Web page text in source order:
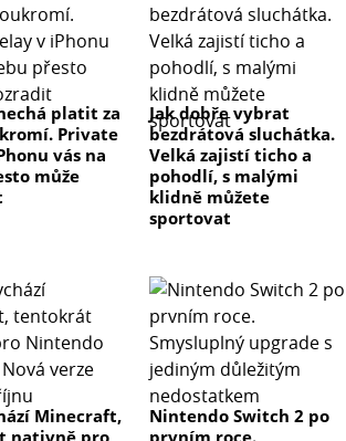
platit za
Private
vás na
může
Jak dobře vybrat
bezdrátová sluchátka.
Velká zajistí ticho a
pohodlí, s malými
klidně můžete
sportovat
Minecraft,
nativně pro
Nintendo Switch 2 po
prvním roce.